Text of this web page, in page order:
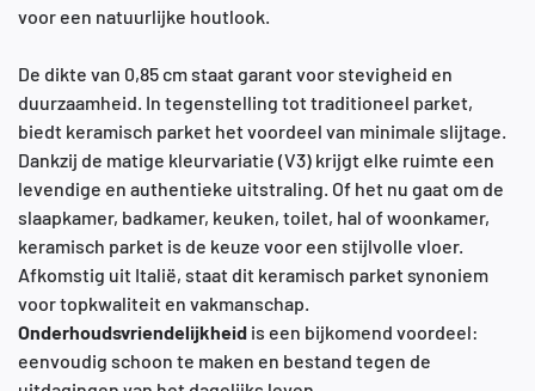
voor een natuurlijke houtlook.
De dikte van 0,85 cm staat garant voor stevigheid en
duurzaamheid. In tegenstelling tot traditioneel parket,
biedt keramisch parket het voordeel van minimale slijtage.
Dankzij de matige kleurvariatie (V3) krijgt elke ruimte een
levendige en authentieke uitstraling. Of het nu gaat om de
slaapkamer, badkamer, keuken, toilet, hal of woonkamer,
keramisch parket is de keuze voor een stijlvolle vloer.
Afkomstig uit Italië, staat dit keramisch parket synoniem
voor topkwaliteit en vakmanschap.
Onderhoudsvriendelijkheid is een bijkomend voordeel:
eenvoudig schoon te maken en bestand tegen de